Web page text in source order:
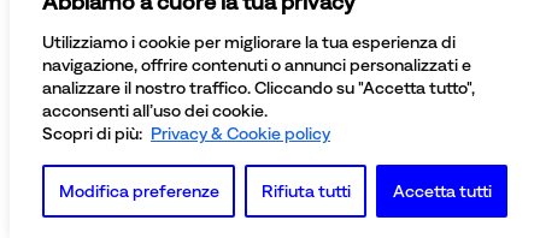
Utilizziamo i cookie per migliorare la tua esperienza di
navigazione, offrire contenuti o annunci personalizzati e
analizzare il nostro traffico. Cliccando su "Accetta tutto",
acconsenti all’uso dei cookie.
Scopri di più: Privacy & Cookie policy
Modifica preferenze Rifiuta tutti Accetta tutti
PARTITA IVA: IT 08081430012
© BELLISSIMO SRL
TUTTI I DIRITTI SONO RISERVATI